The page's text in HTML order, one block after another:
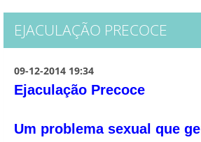
EJACULAÇÃO PRECOCE
09-12-2014 19:34
Ejaculação Precoce
Um problema sexual que